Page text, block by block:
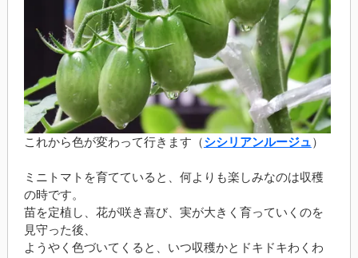
これから色が変わって行きます（シシリアンルージュ）
ミニトマトを育てていると、何よりも楽しみなのは収穫
の時です。
苗を定植し、花が咲き喜び、実が大きく育っていくのを
見守った後、
ようやく色づいてくると、いつ収穫かとドキドキわくわ